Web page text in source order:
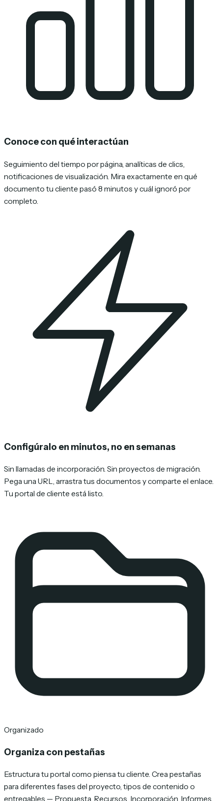
Conoce con qué interactúan
Seguimiento del tiempo por página, analíticas de clics,
notificaciones de visualización. Mira exactamente en qué
documento tu cliente pasó 8 minutos y cuál ignoró por
completo.
Configúralo en minutos, no en semanas
Sin llamadas de incorporación. Sin proyectos de migración.
Pega una URL, arrastra tus documentos y comparte el enlace.
Tu portal de cliente está listo.
Organizado
Organiza con pestañas
Estructura tu portal como piensa tu cliente. Crea pestañas
para diferentes fases del proyecto, tipos de contenido o
entregables — Propuesta, Recursos, Incorporación, Informes.